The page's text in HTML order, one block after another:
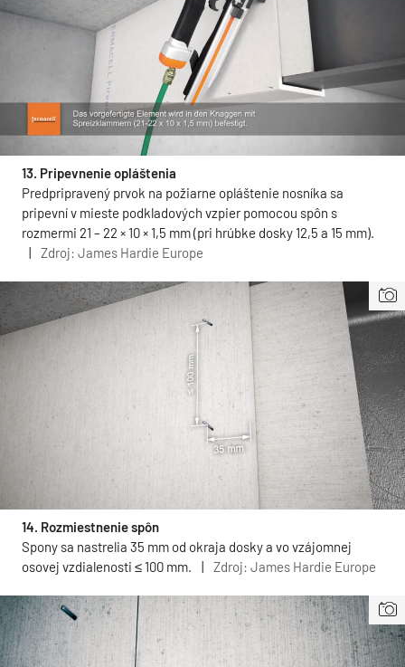
13. Pripevnenie opláštenia
Predpripravený prvok na požiarne opláštenie nosníka sa
pripevní v mieste podkladových vzpier pomocou spôn s
rozmermi 21 – 22 × 10 × 1,5 mm (pri hrúbke dosky 12,5 a 15 mm).
Zdroj: James Hardie Europe
14. Rozmiestnenie spôn
Spony sa nastrelia 35 mm od okraja dosky a vo vzájomnej
osovej vzdialenosti ≤ 100 mm.
Zdroj: James Hardie Europe